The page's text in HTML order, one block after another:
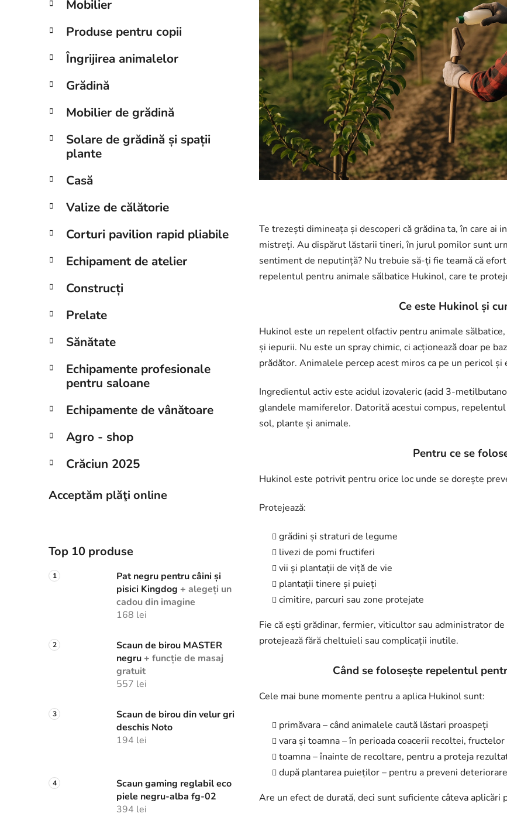
l
Mobilier
Produse pentru copii
Îngrijirea animalelor
Grădină
Mobilier de grădină
Solare de grădină și spații
plante
Casă
Valize de călătorie
Corturi pavilion rapid pliabile
Echipament de atelier
Construcți
Prelate
Sănătate
Echipamente profesionale
pentru saloane
Echipamente de vânătoare
Agro - shop
Crăciun 2025
Acceptăm plăţi online
Top 10 produse
Pat negru pentru câini și
pisici Kingdog + alegeți un
cadou din imagine
168 lei
Scaun de birou MASTER
negru + funcție de masaj
gratuit
557 lei
Scaun de birou din velur gri
deschis Noto
194 lei
Scaun gaming reglabil eco
piele negru-alba fg-02
394 lei
Te trezești dimineața și descoperi că grădina ta, în care
mistreți. Au dispărut lăstarii tineri, în jurul pomilor sunt
sentiment de neputință? Nu trebuie să-ți fie teamă că
repelentul pentru animale sălbatice Hukinol, care te
Ce este Hukinol și
Hukinol este un repelent olfactiv pentru animale
și iepurii. Nu este un spray chimic, ci acționează doar pe
prădător. Animalele percep acest miros ca pe un pericol și
Ingredientul activ este acidul izovaleric (acid 3-
glandele mamiferelor. Datorită acestui compus,
sol, plante și animale.
Pentru ce se
Hukinol este potrivit pentru orice loc unde se dorește
Protejează:
grădini și straturi de legume
livezi de pomi fructiferi
vii și plantații de viță de vie
plantații tinere și puieți
cimitire, parcuri sau zone protejate
Fie că ești grădinar, fermier, viticultor sau administrator
protejează fără cheltuieli sau complicații inutile.
Când se folosește repelentul
Cele mai bune momente pentru a aplica Hukinol sunt:
primăvara – când animalele caută lăstari proaspeți
vara și toamna – în perioada coacerii recoltei,
toamna – înainte de recoltare, pentru a proteja
după plantarea puieților – pentru a preveni
Are un efect de durată, deci sunt suficiente câteva aplicări